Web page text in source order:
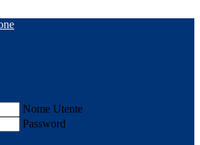
Nome Utente
Password